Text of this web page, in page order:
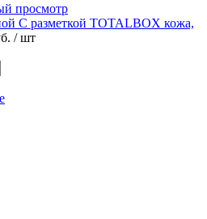
просмотр
С разметкой TOTALBOX кожа,
/ шт